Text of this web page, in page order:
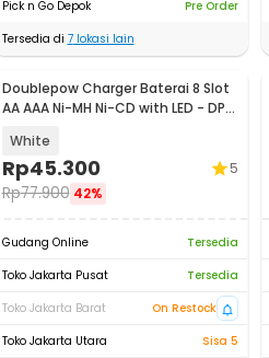
Pick n Go Depok
Pre Order
Tersedia di 7lokasi lain
Doublepow Charger Baterai 8 Slot
AA AAA Ni-MH Ni-CD with LED - DP-
White
Rp45.300
Rp77.900 42%
5
Gudang Online
Tersedia
Toko Jakarta Pusat
Tersedia
Toko Jakarta Barat
On Restock
Toko Jakarta Utara
Sisa 5